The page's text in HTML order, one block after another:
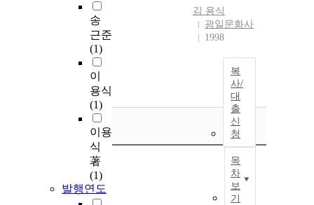
송
근준
(1)
이
용식
(1)
이용
식
著
(1)
발행연도
김 용식
광일문화사
1998
복
사/
대
출
신
청
목
차
보
기